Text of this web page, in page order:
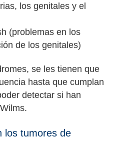
los genitales y el
(problemas en los
de los genitales)
se les tienen que
hasta que cumplan
detectar si han
los tumores de